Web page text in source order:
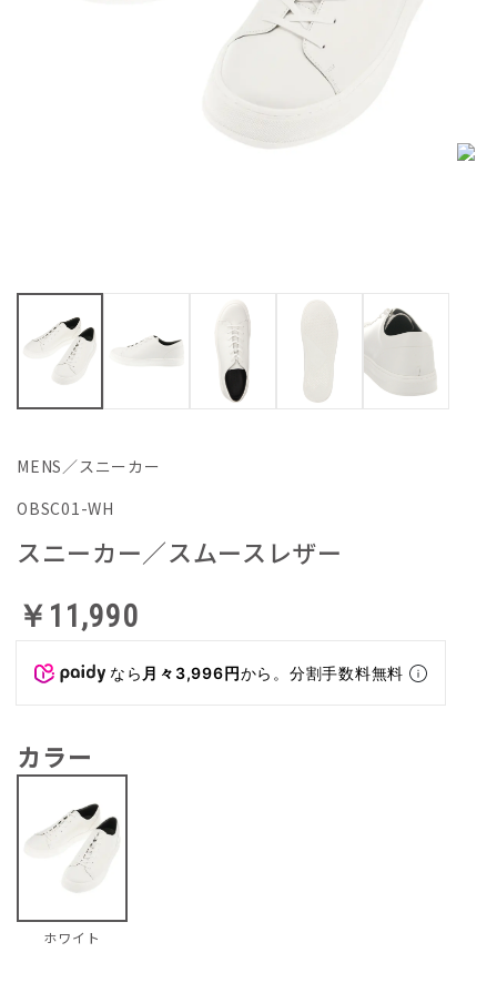
MENS／スニーカー
OBSC01-WH
スニーカー／スムースレザー
￥11,990
なら 月々3,996円から。分割手数料無料
カラー
ホワイト